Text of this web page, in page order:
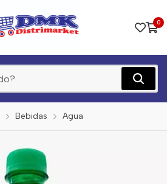
0
Bebidas Agua